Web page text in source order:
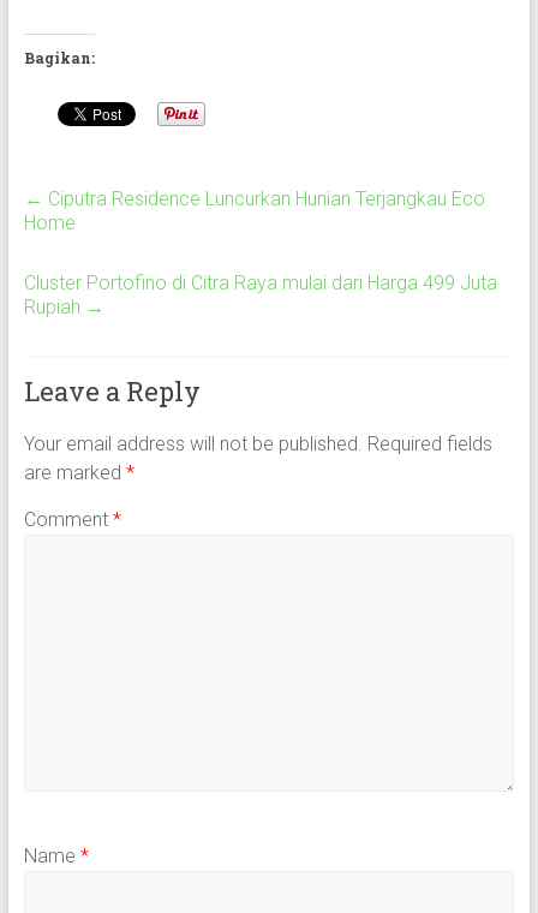
Bagikan:
← Ciputra Residence Luncurkan Hunian Terjangkau Eco
Home
Cluster Portofino di Citra Raya mulai dari Harga 499 Juta
Rupiah →
Leave a Reply
Your email address will not be published. Required fields
are marked *
Comment *
Name *